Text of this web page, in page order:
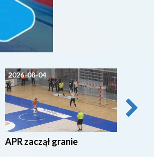
2026-08-04
APR zaczął granie